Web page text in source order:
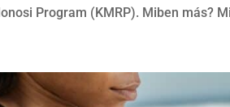
Program (KMRP). Miben más?